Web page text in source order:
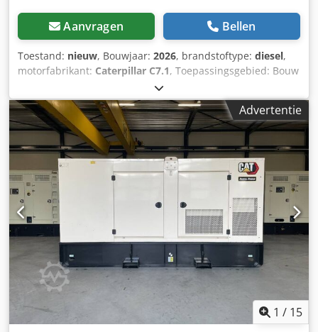
Aanvragen Bellen
Toestand: nieuw, Bouwjaar: 2026, brandstoftype: diesel,
motorfabrikant: Caterpillar C7.1, Toepassingsgebied: Bouw
Leeggewicht: 4.487 kg Generatorvermogen: 200 kVA
Laadruimafmetingen: 409 x 142 x 235 cm CE-markering: ja
Emissieniveau: Stage V / Tier IV final Watertankinhoud: 822
l Land van productie: CN Chodpozc Dwdefx Ammsa Neem
contact op met Team DPX voor meer informatie. = Verdere
opties en accessoires = - Accu - Bedieningspaneel - Tanker
Advertentie
1 / 15